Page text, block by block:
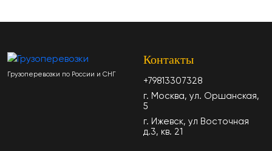
Грузоперевозки по России и СНГ
Контакты
+79813307328
г. Москва, ул. Оршанская,
5
г. Ижевск, ул Восточная
д.3, кв. 21